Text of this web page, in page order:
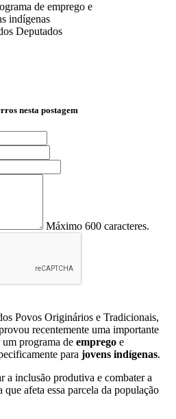
Deputados
nesta postagem
Máximo 600 caracteres.
Povos Originários e Tradicionais,
recentemente uma importante
um programa de emprego e
para jovens indígenas.
a inclusão produtiva e combater a
afeta essa parcela da população